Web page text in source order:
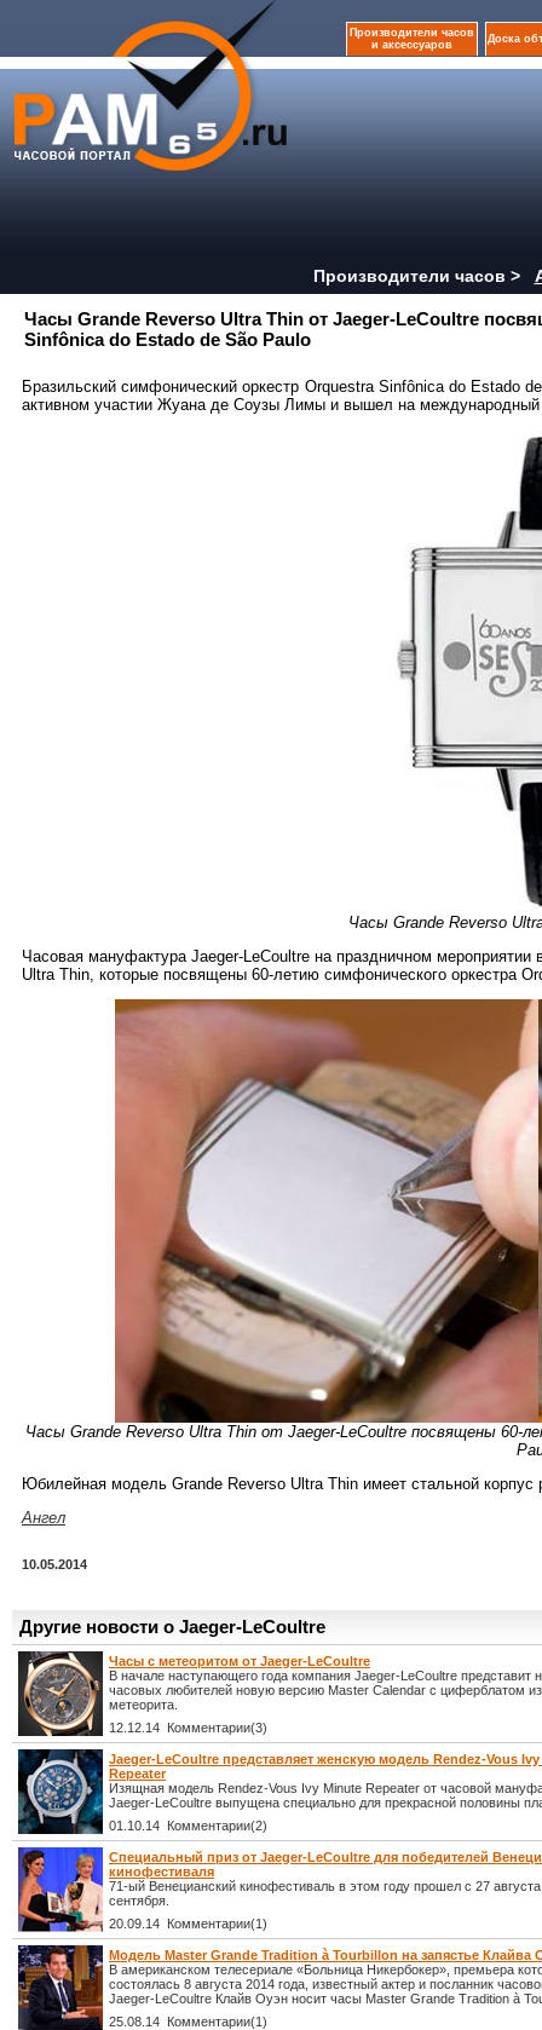
Производители часов
и аксессуаров
Доска
Производители часов >
Часы Grande Reverso Ultra Thin от Jaeger-LeCoultre
Sinfônica do Estado de São Paulo
Бразильский симфонический оркестр Orquestra Sinfônica do Estado
активном участии Жуана де Соузы Лимы и вышел на международный
Часы Grande Reverso
Часовая мануфактура Jaeger-LeCoultre на праздничном
Ultra Thin, которые посвящены 60-летию симфонического оркестра
Часы Grande Reverso Ultra Thin от Jaeger-LeCoultre посвящены 60-
Юбилейная модель Grande Reverso Ultra Thin имеет стальной
Ангел
10.05.2014
Другие новости о Jaeger-LeCoultre
Часы с метеоритом от Jaeger-LeCoultre
В начале наступающего года компания Jaeger-LeCoultre представит
часовых любителей новую версию Master Calendar с циферблатом из
метеорита.
12.12.14 Комментарии(3)
Jaeger-LeCoultre представляет женскую модель Rendez-Vous
Repeater
Изящная модель Rendez-Vous Ivy Minute Repeater от часовой
Jaeger-LeCoultre выпущена специально для прекрасной половины
01.10.14 Комментарии(2)
Специальный приз от Jaeger-LeCoultre для победителей
кинофестиваля
71-ый Венецианский кинофестиваль в этом году прошел с 27
сентября.
20.09.14 Комментарии(1)
Модель Master Grande Tradition à Tourbillon на запястье Клайва
В американском телесериале «Больница Никербокер», премьера
состоялась 8 августа 2014 года, известный актер и посланник
Jaeger-LeCoultre Клайв Оуэн носит часы Master Grande Tradition à
25.08.14 Комментарии(1)